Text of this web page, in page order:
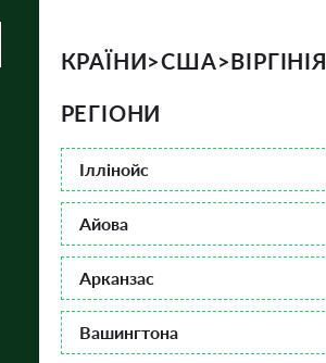
КРАЇНИ>США>ВІРГІНІЯ
РЕГІОНИ
Іллінойс
Айова
Арканзас
Вашингтона